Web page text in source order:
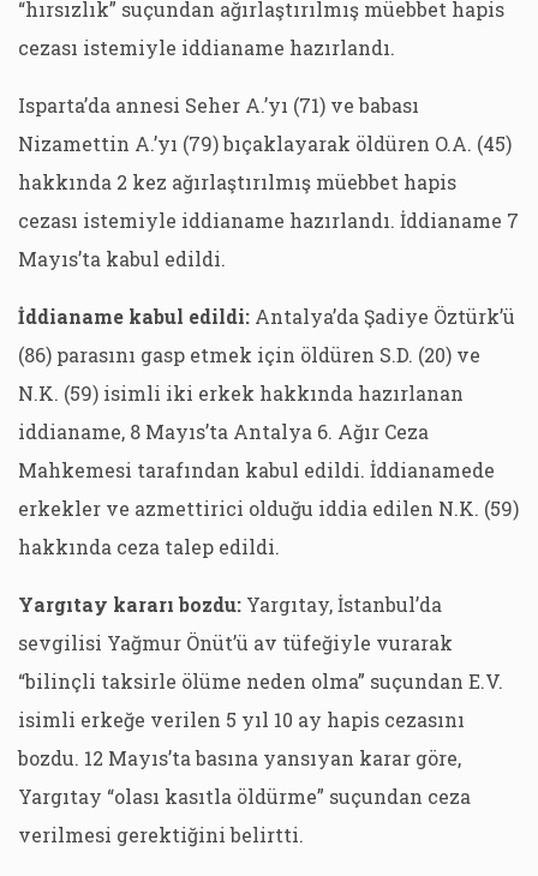
“hırsızlık” suçundan ağırlaştırılmış müebbet hapis
cezası istemiyle iddianame hazırlandı.
Isparta’da annesi Seher A.’yı (71) ve babası
Nizamettin A.’yı (79) bıçaklayarak öldüren O.A. (45)
hakkında 2 kez ağırlaştırılmış müebbet hapis
cezası istemiyle iddianame hazırlandı. İddianame 7
Mayıs’ta kabul edildi.
İddianame kabul edildi: Antalya’da Şadiye Öztürk’ü
(86) parasını gasp etmek için öldüren S.D. (20) ve
N.K. (59) isimli iki erkek hakkında hazırlanan
iddianame, 8 Mayıs’ta Antalya 6. Ağır Ceza
Mahkemesi tarafından kabul edildi. İddianamede
erkekler ve azmettirici olduğu iddia edilen N.K. (59)
hakkında ceza talep edildi.
Yargıtay kararı bozdu: Yargıtay, İstanbul’da
sevgilisi Yağmur Önüt’ü av tüfeğiyle vurarak
“bilinçli taksirle ölüme neden olma” suçundan E.V.
isimli erkeğe verilen 5 yıl 10 ay hapis cezasını
bozdu. 12 Mayıs’ta basına yansıyan karar göre,
Yargıtay “olası kasıtla öldürme” suçundan ceza
verilmesi gerektiğini belirtti.